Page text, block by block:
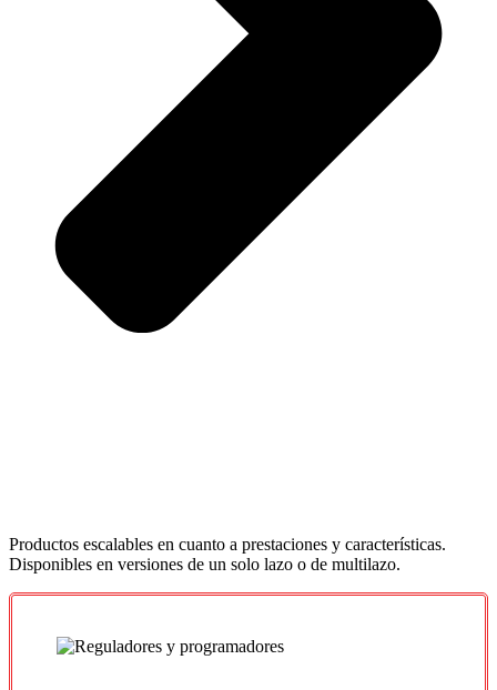
Productos escalables en cuanto a prestaciones y características.
Disponibles en versiones de un solo lazo o de multilazo.